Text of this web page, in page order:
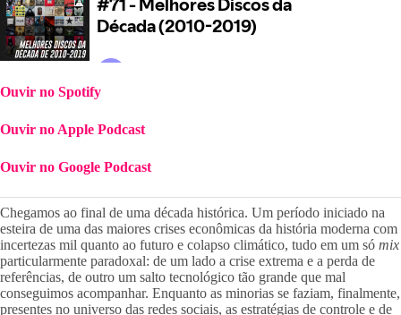
Ouvir no Spotify
Ouvir no Apple Podcast
Ouvir no Google Podcast
Chegamos ao final de uma década histórica. Um período iniciado na
esteira de uma das maiores crises econômicas da história moderna com
incertezas mil quanto ao futuro e colapso climático, tudo em um só
particularmente paradoxal: de um lado a crise extrema e a perda de
referências, de outro um salto tecnológico tão grande que mal
conseguimos acompanhar. Enquanto as minorias se faziam, finalmente,
presentes no universo das redes sociais, as estratégias de controle e de